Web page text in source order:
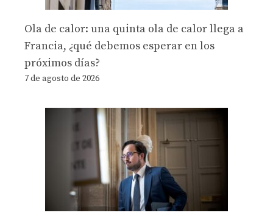
Ola de calor: una quinta ola de calor llega a
Francia, ¿qué debemos esperar en los
próximos días?
7 de agosto de 2026